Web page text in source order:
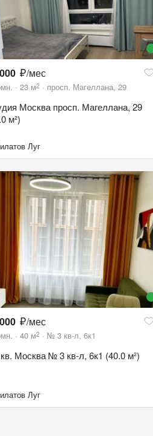
/мес
23 м2 просп. Магеллана, 29
Москва просп. Магеллана, 29
м²)
Луг
/мес
40 м2 № 3 кв-л, 6к1
Москва № 3 кв-л, 6к1 (40.0 м²)
Луг